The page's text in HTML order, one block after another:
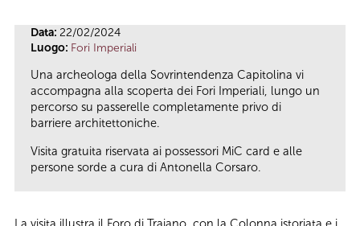
Data: 22/02/2024
Luogo: Fori Imperiali
Una archeologa della Sovrintendenza Capitolina vi
accompagna alla scoperta dei Fori Imperiali, lungo un
percorso su passerelle completamente privo di
barriere architettoniche.
Visita gratuita riservata ai possessori MiC card e alle
persone sorde a cura di Antonella Corsaro.